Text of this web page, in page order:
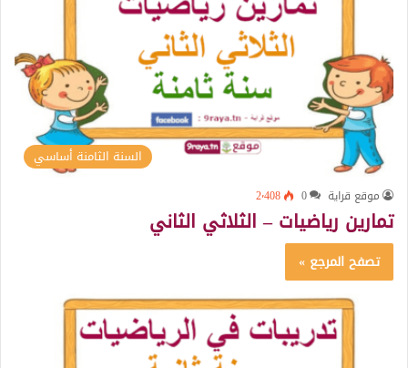
السنة الثامنة أساسي
موقع قراية 0 2٬408
تمارين رياضيات – الثلاثي الثاني
تصفح المرجع »